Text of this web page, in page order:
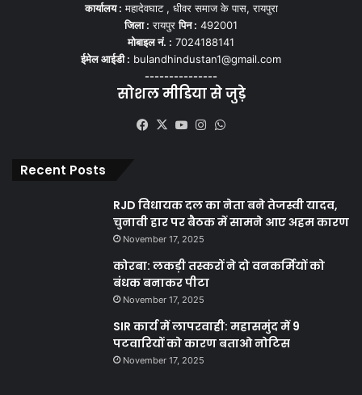
कार्यालय : महादेवघाट , धीवर समाज के पास, रायपुरा
जिला : रायपुरपिन : 492001
मोबाइल नं. : 7024188141
ईमेल आईडी : bulandhindustan1@gmail.com
---------------
सोशल मीडिया से जुड़े
Facebook
X YouTubeInstagram
Recent Posts
RJD विधायक दल का नेता बने तेजस्वी यादव,
चुनावी हार पर बैठक में सामने आए अहम कारण
November 17, 2025
कोरबा: लकड़ी तस्करों ने दो वनकर्मियों को
बंधक बनाकर पीटा
November 17, 2025
SIR कार्य में लापरवाही: महासमुंद में 9
पटवारियों को कारण बताओ नोटिस
November 17, 2025